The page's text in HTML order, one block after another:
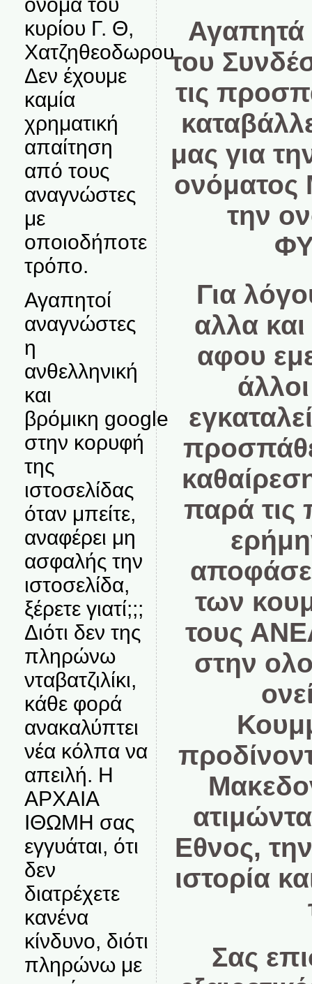
κυρίου Γ. Θ,
Χατζηθεοδωρου.
Δεν έχουμε
καμία
χρηματική
απαίτηση
από τους
αναγνώστες
με
οποιοδήποτε
τρόπο.
Αγαπητοί
αναγνώστες
η
ανθελληνική
και
βρόμικη google
στην κορυφή
της
ιστοσελίδας
όταν μπείτε,
αναφέρει μη
ασφαλής την
ιστοσελίδα,
ξέρετε γιατί;;;
Διότι δεν της
πληρώνω
νταβατζιλίκι,
κάθε φορά
ανακαλύπτει
νέα κόλπα να
απειλή. Η
ΑΡΧΑΙΑ
ΙΘΩΜΗ σας
εγγυάται, ότι
δεν
διατρέχετε
κανένα
κίνδυνο, διότι
πληρώνω με
Αγαπητά
του
τις
μας για
ονόματος
την
Για
αλλα
αφου
παρά τις
των
τους
στην
Εθνος,
ιστορία
Σας